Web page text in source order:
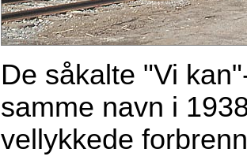
De såkalte "Vi
samme navn i
vellykkede